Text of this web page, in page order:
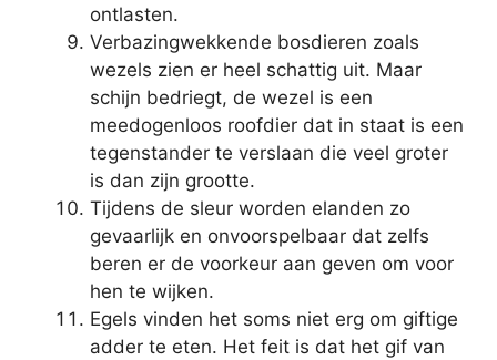
ontlasten.
Verbazingwekkende bosdieren zoals
wezels zien er heel schattig uit. Maar
schijn bedriegt, de wezel is een
meedogenloos roofdier dat in staat is een
tegenstander te verslaan die veel groter
is dan zijn grootte.
Tijdens de sleur worden elanden zo
gevaarlijk en onvoorspelbaar dat zelfs
beren er de voorkeur aan geven om voor
hen te wijken.
Egels vinden het soms niet erg om giftige
adder te eten. Het feit is dat het gif van